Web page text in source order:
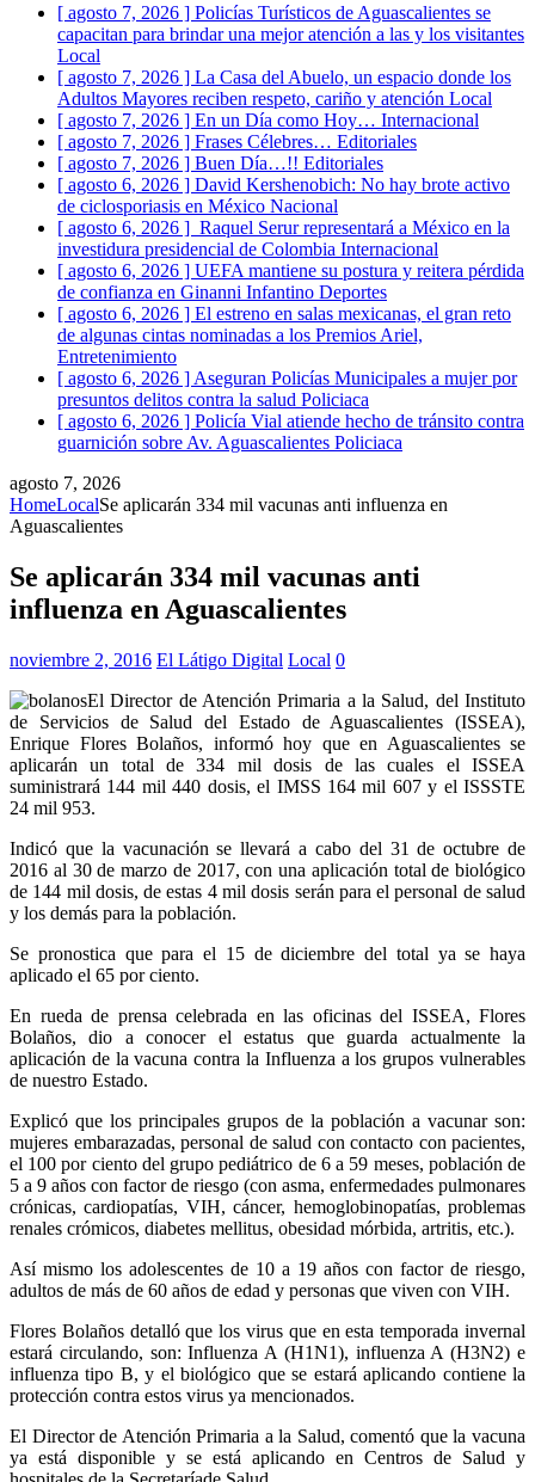
[ agosto 7, 2026 ] Policías Turísticos de Aguascalientes se
capacitan para brindar una mejor atención a las y los visitantes
Local
[ agosto 7, 2026 ] La Casa del Abuelo, un espacio donde los
Adultos Mayores reciben respeto, cariño y atención Local
[ agosto 7, 2026 ] En un Día como Hoy… Internacional
[ agosto 7, 2026 ] Frases Célebres… Editoriales
[ agosto 7, 2026 ] Buen Día…!! Editoriales
[ agosto 6, 2026 ] David Kershenobich: No hay brote activo
de ciclosporiasis en México Nacional
[ agosto 6, 2026 ] Raquel Serur representará a México en la
investidura presidencial de Colombia Internacional
[ agosto 6, 2026 ] UEFA mantiene su postura y reitera pérdida
de confianza en Ginanni Infantino Deportes
[ agosto 6, 2026 ] El estreno en salas mexicanas, el gran reto
de algunas cintas nominadas a los Premios Ariel,
Entretenimiento
[ agosto 6, 2026 ] Aseguran Policías Municipales a mujer por
presuntos delitos contra la salud Policiaca
[ agosto 6, 2026 ] Policía Vial atiende hecho de tránsito contra
guarnición sobre Av. Aguascalientes Policiaca
agosto 7, 2026
HomeLocalSe aplicarán 334 mil vacunas anti influenza en
Aguascalientes
Se aplicarán 334 mil vacunas anti
influenza en Aguascalientes
noviembre 2, 2016 El Látigo Digital Local 0
El Director de Atención Primaria a la Salud, del Instituto
de Servicios de Salud del Estado de Aguascalientes (ISSEA),
Enrique Flores Bolaños, informó hoy que en Aguascalientes se
aplicarán un total de 334 mil dosis de las cuales el ISSEA
suministrará 144 mil 440 dosis, el IMSS 164 mil 607 y el ISSSTE
24 mil 953.
Indicó que la vacunación se llevará a cabo del 31 de octubre de
2016 al 30 de marzo de 2017, con una aplicación total de biológico
de 144 mil dosis, de estas 4 mil dosis serán para el personal de salud
y los demás para la población.
Se pronostica que para el 15 de diciembre del total ya se haya
aplicado el 65 por ciento.
En rueda de prensa celebrada en las oficinas del ISSEA, Flores
Bolaños, dio a conocer el estatus que guarda actualmente la
aplicación de la vacuna contra la Influenza a los grupos vulnerables
de nuestro Estado.
Explicó que los principales grupos de la población a vacunar son:
mujeres embarazadas, personal de salud con contacto con pacientes,
el 100 por ciento del grupo pediátrico de 6 a 59 meses, población de
5 a 9 años con factor de riesgo (con asma, enfermedades pulmonares
crónicas, cardiopatías, VIH, cáncer, hemoglobinopatías, problemas
renales crómicos, diabetes mellitus, obesidad mórbida, artritis, etc.).
Así mismo los adolescentes de 10 a 19 años con factor de riesgo,
adultos de más de 60 años de edad y personas que viven con VIH.
Flores Bolaños detalló que los virus que en esta temporada invernal
estará circulando, son: Influenza A (H1N1), influenza A (H3N2) e
influenza tipo B, y el biológico que se estará aplicando contiene la
protección contra estos virus ya mencionados.
El Director de Atención Primaria a la Salud, comentó que la vacuna
ya está disponible y se está aplicando en Centros de Salud y